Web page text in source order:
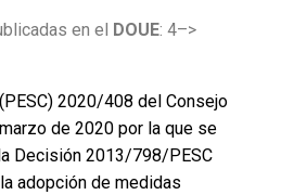
en el DOUE: 4–>
2020/408 del Consejo
de 2020 por la que se
Decisión 2013/798/PESC
adopción de medidas